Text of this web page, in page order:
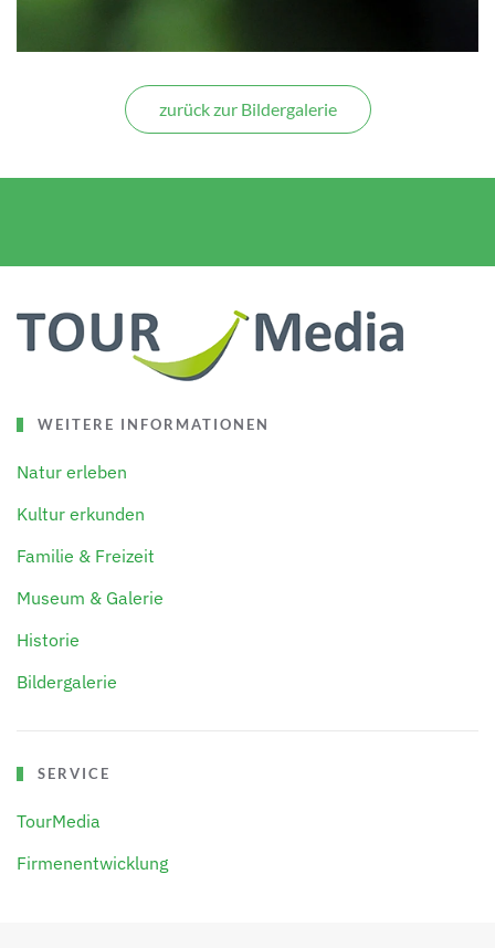
zurück zur Bildergalerie
WEITERE INFORMATIONEN
Natur erleben
Kultur erkunden
Familie & Freizeit
Museum & Galerie
Historie
Bildergalerie
SERVICE
TourMedia
Firmenentwicklung